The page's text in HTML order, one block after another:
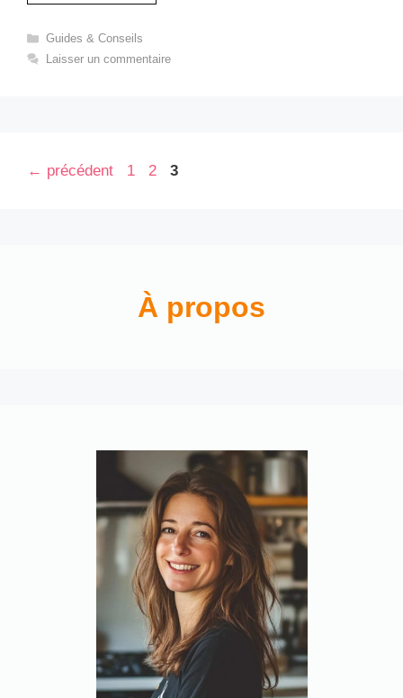
Catégories
Guides & Conseils
Laisser un commentaire
← précédent Page
1 Page
2 Page
3
À propos